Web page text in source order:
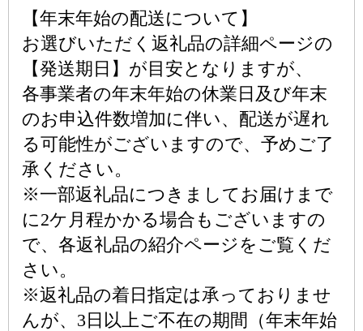
【年末年始の配送について】
お選びいただく返礼品の詳細ページの
【発送期日】が目安となりますが、
各事業者の年末年始の休業日及び年末
のお申込件数増加に伴い、配送が遅れ
る可能性がございますので、予めご了
承ください。
※一部返礼品につきましてお届けまで
に2ケ月程かかる場合もございますの
で、各返礼品の紹介ページをご覧くだ
さい。
※返礼品の着日指定は承っておりませ
んが、3日以上ご不在の期間（年末年始